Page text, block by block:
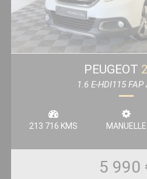
PEUGEOT
1.6 E-HDI115 FAP
213 716 KMS MANUELLE
5 990